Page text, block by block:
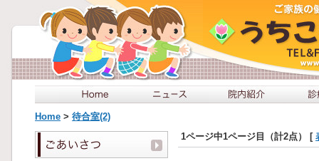
Home > 待合室(2)
1ページ中1ページ目（計2点） [